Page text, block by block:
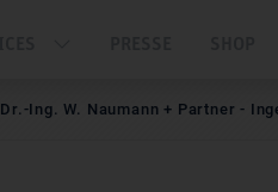
Dr.-Ing. W. Naumann + Partner -